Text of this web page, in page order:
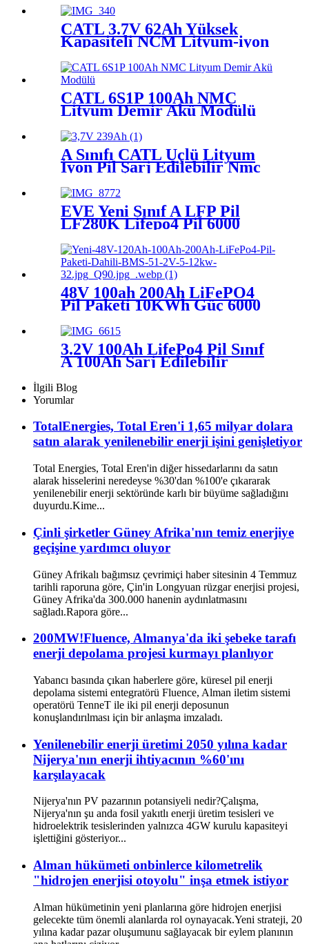
Elektrikli RV EV için Yüksek
Kapasiteli
CATL 3.7V 62Ah Yüksek
Kapasiteli NCM Lityum-iyon
Scooter elektrikli gemi vinci
Forklift EV RV
CATL 6S1P 100Ah NMC
Lityum Demir Akü Modülü
A Sınıfı CATL Üçlü Lityum
İyon Pil Şarj Edilebilir Nmc
3.7V Prizmatik 239ah 240ah
hücreli pil, güneş sistemi golf
arabaları için
EVE Yeni Sınıf A LFP Pil
LF280K Lifepo4 Pil 6000
Döngü 3.2V 280Ah Tekneler
Elektrikli Araçlar için Pil
Hücreleri
48V 100ah 200Ah LiFePO4
Pil Paketi 10KWh Güç 6000
Döngü Lityum Demir Fosfat
Dahili BMS 200A
3.2V 100Ah LifePo4 Pil Sınıf
A 100Ah Şarj Edilebilir
Hücreler DIY 12V 24V 48V
EV RV Golf Arabası Pilleri
İlgili Blog
Yorumlar
TotalEnergies, Total Eren'i 1,65 milyar dolara
satın alarak yenilenebilir enerji işini genişletiyor
Total Energies, Total Eren'in diğer hissedarlarını da satın
alarak hisselerini neredeyse %30'dan %100'e çıkararak
yenilenebilir enerji sektöründe karlı bir büyüme sağladığını
duyurdu.Kime...
Çinli şirketler Güney Afrika'nın temiz enerjiye
geçişine yardımcı oluyor
Güney Afrikalı bağımsız çevrimiçi haber sitesinin 4 Temmuz
tarihli raporuna göre, Çin'in Longyuan rüzgar enerjisi projesi,
Güney Afrika'da 300.000 hanenin aydınlatmasını
sağladı.Rapora göre...
200MW!Fluence, Almanya'da iki şebeke tarafı
enerji depolama projesi kurmayı planlıyor
Yabancı basında çıkan haberlere göre, küresel pil enerji
depolama sistemi entegratörü Fluence, Alman iletim sistemi
operatörü TenneT ile iki pil enerji deposunun
konuşlandırılması için bir anlaşma imzaladı.
Yenilenebilir enerji üretimi 2050 yılına kadar
Nijerya'nın enerji ihtiyacının %60'ını
karşılayacak
Nijerya'nın PV pazarının potansiyeli nedir?Çalışma,
Nijerya'nın şu anda fosil yakıtlı enerji üretim tesisleri ve
hidroelektrik tesislerinden yalnızca 4GW kurulu kapasiteyi
işlettiğini gösteriyor...
Alman hükümeti onbinlerce kilometrelik
"hidrojen enerjisi otoyolu" inşa etmek istiyor
Alman hükümetinin yeni planlarına göre hidrojen enerjisi
gelecekte tüm önemli alanlarda rol oynayacak.Yeni strateji, 20
yılına kadar pazar oluşumunu sağlayacak bir eylem planının